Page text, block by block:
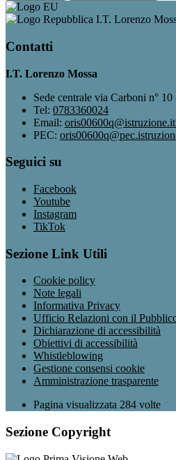
I.T. Lorenzo
Contatti
I.T. Lorenzo Mossa
Sede centrale via Carboni n°
Tel: 0783360024
Email: oris00600q@istruzione.it
PEC:
Seguici su
Facebook
Youtube
Instagram
TikTok
Sezione Link Utili
Cookie policy
Note legali
Informativa Privacy
Ufficio Relazioni con il
Dichiarazione di accessibilità
Obiettivi di accessibilità
Whistleblowing
Gestione consensi cookie
Amministrazione trasparente
Pagina visualizzata 284 volte
Sezione Copyright